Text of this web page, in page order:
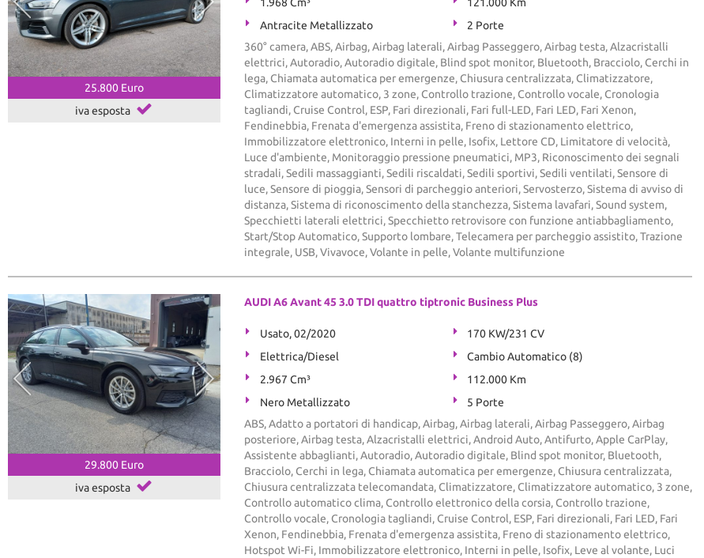
25.800 Euro
iva esposta
Antracite Metallizzato
2 Porte
360° camera, ABS, Airbag, Airbag laterali, Airbag Passeggero, Airbag testa, Alzacristalli
elettrici, Autoradio, Autoradio digitale, Blind spot monitor, Bluetooth, Bracciolo, Cerchi in
lega, Chiamata automatica per emergenze, Chiusura centralizzata, Climatizzatore,
Climatizzatore automatico, 3 zone, Controllo trazione, Controllo vocale, Cronologia
tagliandi, Cruise Control, ESP, Fari direzionali, Fari full-LED, Fari LED, Fari Xenon,
Fendinebbia, Frenata d'emergenza assistita, Freno di stazionamento elettrico,
Immobilizzatore elettronico, Interni in pelle, Isofix, Lettore CD, Limitatore di velocità,
Luce d'ambiente, Monitoraggio pressione pneumatici, MP3, Riconoscimento dei segnali
stradali, Sedili massaggianti, Sedili riscaldati, Sedili sportivi, Sedili ventilati, Sensore di
luce, Sensore di pioggia, Sensori di parcheggio anteriori, Servosterzo, Sistema di avviso di
distanza, Sistema di riconoscimento della stanchezza, Sistema lavafari, Sound system,
Specchietti laterali elettrici, Specchietto retrovisore con funzione antiabbagliamento,
Start/Stop Automatico, Supporto lombare, Telecamera per parcheggio assistito, Trazione
integrale, USB, Vivavoce, Volante in pelle, Volante multifunzione
29.800 Euro
iva esposta
AUDI A6 Avant 45 3.0 TDI quattro tiptronic Business Plus
Usato, 02/2020
170 KW/231 CV
Elettrica/Diesel
Cambio Automatico (8)
2.967 Cm³
112.000 Km
Nero Metallizzato
5 Porte
ABS, Adatto a portatori di handicap, Airbag, Airbag laterali, Airbag Passeggero, Airbag
posteriore, Airbag testa, Alzacristalli elettrici, Android Auto, Antifurto, Apple CarPlay,
Assistente abbaglianti, Autoradio, Autoradio digitale, Blind spot monitor, Bluetooth,
Bracciolo, Cerchi in lega, Chiamata automatica per emergenze, Chiusura centralizzata,
Chiusura centralizzata telecomandata, Climatizzatore, Climatizzatore automatico, 3 zone,
Controllo automatico clima, Controllo elettronico della corsia, Controllo trazione,
Controllo vocale, Cronologia tagliandi, Cruise Control, ESP, Fari direzionali, Fari LED, Fari
Xenon, Fendinebbia, Frenata d'emergenza assistita, Freno di stazionamento elettrico,
Hotspot Wi-Fi, Immobilizzatore elettronico, Interni in pelle, Isofix, Leve al volante, Luci